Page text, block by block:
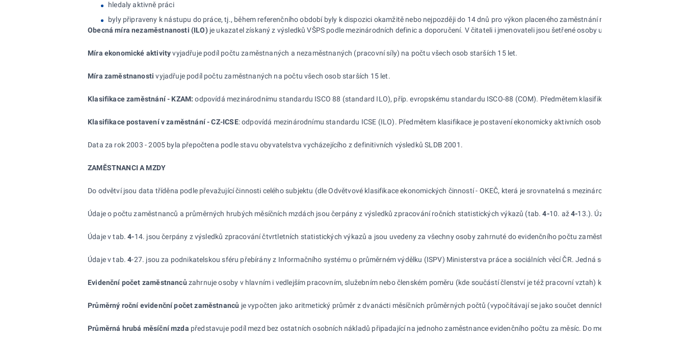
hledaly aktivně práci
byly připraveny k nástupu do práce, tj., během referenčního období byly k dispozici okamžitě nebo nejpozději do 14 dnů pro výkon placeného zaměstnání nebo zaměstnání ve
Obecná míra nezaměstnanosti (ILO)je ukazatel získaný z výsledků VŠPS podle mezinárodních definic a doporučení. V čitateli i jmenovateli jsou šetřené osoby uváděny podle místa
Míra ekonomické aktivityvyjadřuje podíl počtu zaměstnaných a nezaměstnaných (pracovní síly) na počtu všech osob starších 15 let.
Míra zaměstnanostivyjadřuje podíl počtu zaměstnaných na počtu všech osob starších 15 let.
Klasifikace zaměstnání - KZAM: odpovídá mezinárodnímu standardu ISCO 88 (standard ILO), příp. evropskému standardu ISCO-88 (COM). Předmětem klasifikace je zaměstnání jako
Klasifikace postavení v zaměstnání - CZ-ICSE: odpovídá mezinárodnímu standardu ICSE (ILO). Předmětem klasifikace je postavení ekonomicky aktivních osob (obsazená pracovní
Data za rok 2003 - 2005 byla přepočtena podle stavu obyvatelstva vycházejícího z definitivních výsledků SLDB 2001.
ZAMĚSTNANCI A MZDY
Do odvětví jsou data tříděna podle převažující činnosti celého subjektu (dle Odvětvové klasifikace ekonomických činností - OKEČ, která je srovnatelná s mezinárodními klasifikacemi).
Údaje o počtu zaměstnanců a průměrných hrubých měsíčních mzdách jsou čerpány z výsledků zpracování ročních statistických výkazů (tab.4-10. až4-13.). Územní třídění údajů do
Údaje v tab.4-14. jsou čerpány z výsledků zpracování čtvrtletních statistických výkazů a jsou uvedeny za všechny osoby zahrnuté do evidenčního počtu zaměstnanců u
Údaje v tab.4-27. jsou za podnikatelskou sféru přebírány z Informačního systému o průměrném výdělku (ISPV) Ministerstva práce a sociálních věcí ČR. Jedná se o výběrové šetření
Evidenční počet zaměstnanců zahrnuje osoby v hlavním i vedlejším pracovním, služebním nebo členském poměru (kde součástí členství je též pracovní vztah) k zaměstnavateli.
Průměrný roční evidenční počet zaměstnanců je vypočten jako aritmetický průměr z dvanácti měsíčních průměrných počtů (vypočítávají se jako součet denních stavů dělený počtem
Průměrná hrubá měsíční mzda představuje podíl mezd bez ostatních osobních nákladů připadající na jednoho zaměstnance evidenčního počtu za měsíc. Do mezd se zahrnují